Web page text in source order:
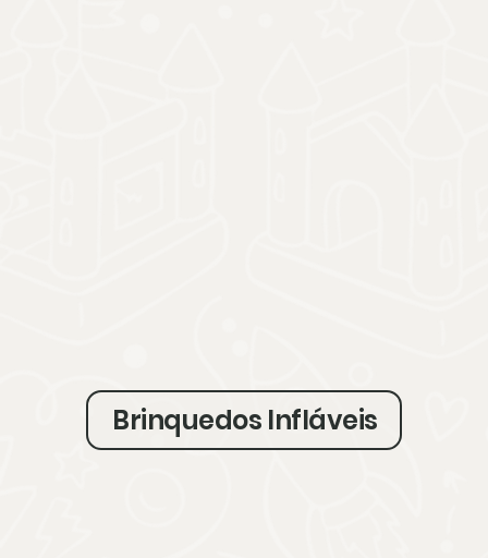
Brinquedos Infláveis